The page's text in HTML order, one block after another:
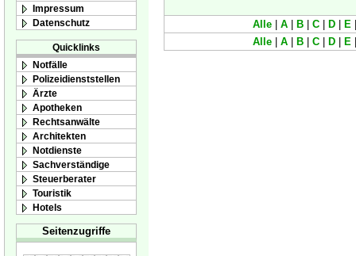
Impressum
Datenschutz
Quicklinks
Notfälle
Polizeidienststellen
Ärzte
Apotheken
Rechtsanwälte
Architekten
Notdienste
Sachverständige
Steuerberater
Touristik
Hotels
Seitenzugriffe
Alle A B C D E
Alle
A B C D E